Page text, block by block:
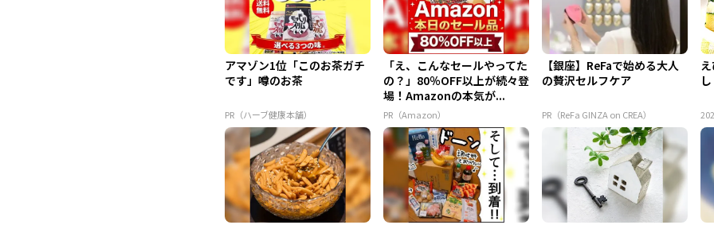
アマゾン1位「このお茶ガチ
です」噂のお茶
PR（ハーブ健康本舗）
「え、こんなセールやってた
の？」80％OFF以上が続々登
場！Amazonの本気が...
PR（Amazon）
【銀座】ReFaで始める大人
の贅沢セルフケア
PR（ReFa GINZA on CREA）
し